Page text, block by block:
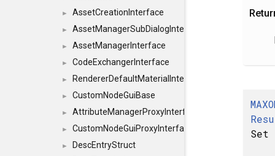
► AssetCreationInterface
► AssetManagerSubDialogInterface
► AssetManagerInterface
► CodeExchangerInterface
► RendererDefaultMaterialInterface
► CustomNodeGuiBase
► AttributeManagerProxyInterface
► CustomNodeGuiProxyInterface
► DescEntryStruct
Set